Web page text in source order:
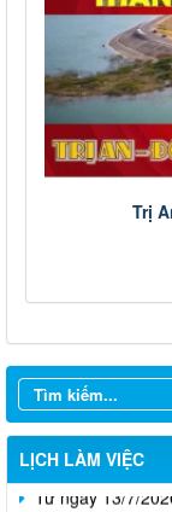
Trị
LỊCH LÀM VIỆC
Từ ngày 27/7/
Từ ngày 20/7/
Từ ngày 13/7/